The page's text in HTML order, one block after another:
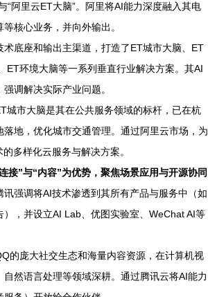
“阿里云ET大脑”。阿里将AI能力深度融入其电
核心业务，并向外输出。
术底座和输出主渠道，打造了ET城市大脑、ET
ET环境大脑等一系列垂直行业解决方案。其AI
调解决实际产业问题。
城市大脑是其在公共服务领域的标杆，已在杭
地，优化城市交通管理。通过阿里云市场，为
多样化云服务与解决方案。
接”与“内容”为优势，聚焦场景应用与开源协同
讯强调将AI技术渗透到其所有产品与服务中（如
，并设立AI Lab、优图实验室、WeChat AI等
的庞大社交生态和海量内容资源，在计算机视
然语言处理等领域深耕。通过腾讯云将AI能力